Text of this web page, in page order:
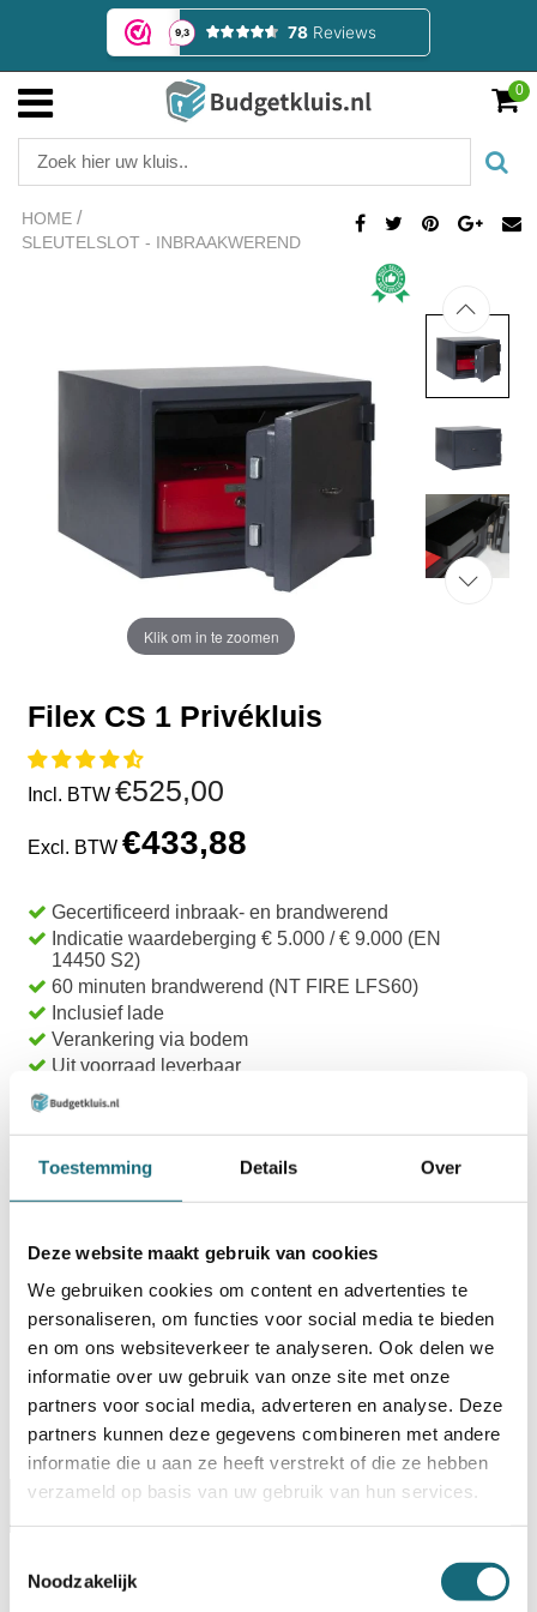
Toestemming Details Over
Deze website maakt gebruik van cookies
We gebruiken cookies om content en advertenties te
personaliseren, om functies voor social media te bieden
en om ons websiteverkeer te analyseren. Ook delen we
informatie over uw gebruik van onze site met onze
partners voor social media, adverteren en analyse. Deze
partners kunnen deze gegevens combineren met andere
informatie die u aan ze heeft verstrekt of die ze hebben
verzameld op basis van uw gebruik van hun services.
Noodzakelijk
0
HOME /
SLEUTELSLOT - INBRAAKWEREND
Klik om in te zoomen
Filex CS 1 Privékluis
Incl. BTW €525,00
Excl. BTW €433,88
Gecertificeerd inbraak- en brandwerend
Indicatie waardeberging € 5.000 / € 9.000 (EN
14450 S2)
60 minuten brandwerend (NT FIRE LFS60)
Inclusief lade
Verankering via bodem
Uit voorraad leverbaar
verstuurd!
Uw keuze zal toevoegen aan het totaalbedrag
Omschrijving Specificaties Certificaten